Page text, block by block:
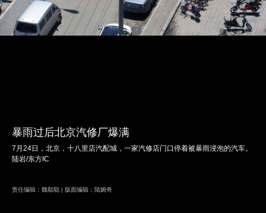
暴雨过后北京汽修厂爆满
7月24日，北京，十八里店汽配城，一家汽修店门口停着被暴雨浸泡的汽车。
陆岩/东方IC
责任编辑：魏聪聪 | 版面编辑：陆婉奇